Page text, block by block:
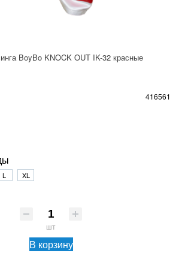
BoyBo KNOCK OUT IK-32 красные
416561
L XL
шт
В корзину